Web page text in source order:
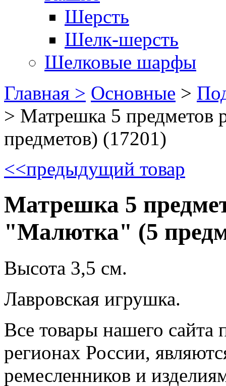
Шерсть
Шелк-шерсть
Шелковые шарфы
Главная > Основные >
> Матрешка 5 предметов
предметов) (17201)
<<предыдущий товар
Матрешка 5
"Малютка" (5
Высота 3,5 см.
Лавровская игрушка.
Все товары нашего сайта
регионах России,
ремесленников и